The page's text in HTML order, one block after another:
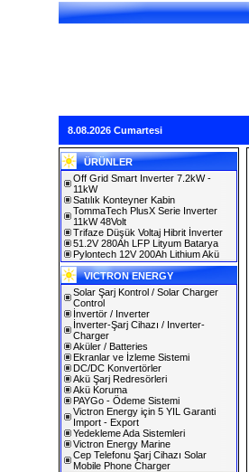
8.08.2026 Cumartesi
ÜRÜNLER
Off Grid Smart Inverter 7.2kW -
11kW
Satılık Konteyner Kabin
TommaTech PlusX Serie Inverter
11kW 48Volt
Trifaze Düşük Voltaj Hibrit İnverter
51.2V 280Ah LFP Lityum Batarya
Pylontech 12V 200Ah Lithium Akü
VICTRON ENERGY
Solar Şarj Kontrol / Solar Charger
Control
İnvertör / Inverter
İnverter-Şarj Cihazı / Inverter-
Charger
Aküler / Batteries
Ekranlar ve İzleme Sistemi
DC/DC Konvertörler
Akü Şarj Redresörleri
Akü Koruma
PAYGo - Ödeme Sistemi
Victron Energy için 5 YIL Garanti
Import - Export
Yedekleme Ada Sistemleri
Victron Energy Marine
Cep Telefonu Şarj Cihazı Solar
Mobile Phone Charger